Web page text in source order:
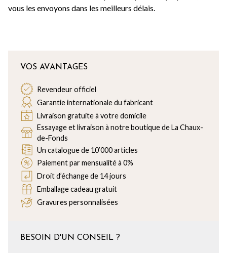
vous les envoyons dans les meilleurs délais.
VOS AVANTAGES
Revendeur officiel
Garantie internationale du fabricant
Livraison gratuite à votre domicile
Essayage et livraison à notre boutique de La Chaux-
de-Fonds
Un catalogue de 10’000 articles
Paiement par mensualité à 0%
Droit d’échange de 14 jours
Emballage cadeau gratuit
Gravures personnalisées
BESOIN D'UN CONSEIL ?